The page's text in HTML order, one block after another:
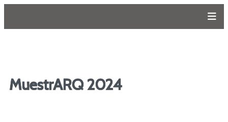
MuestrARQ 2024